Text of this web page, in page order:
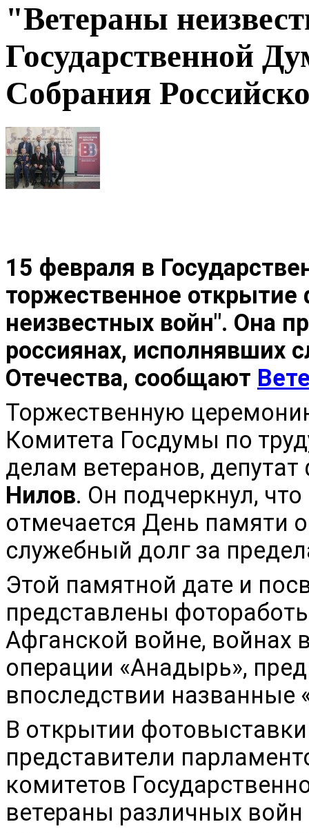
"Ветераны
Государственной
Собрания
15 февраля в
торжественное
неизвестных войн". Она
россиянах, исполнявших
Отечества, сообщают
Торжественную
Комитета Госдумы по
делам ветеранов,
Нилов. Он подчеркнул,
отмечается День памяти
служебный долг за
Этой памятной дате и
представлены
Афганской войне, войнах
операции «Анадырь»,
впоследствии
В открытии
представители
комитетов
ветераны различных